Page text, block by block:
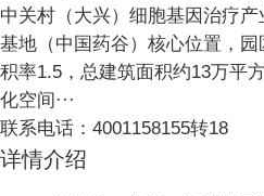
中关村（大兴）细胞基因治疗
基地（中国药谷）核心位置，
积率1.5，总建筑面积约13万平
化空间···
联系电话： 4001158155转18
详情介绍